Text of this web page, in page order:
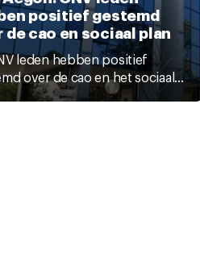
positief gestemd
de cao en sociaal plan
leden hebben positief
over de cao en het sociaal...